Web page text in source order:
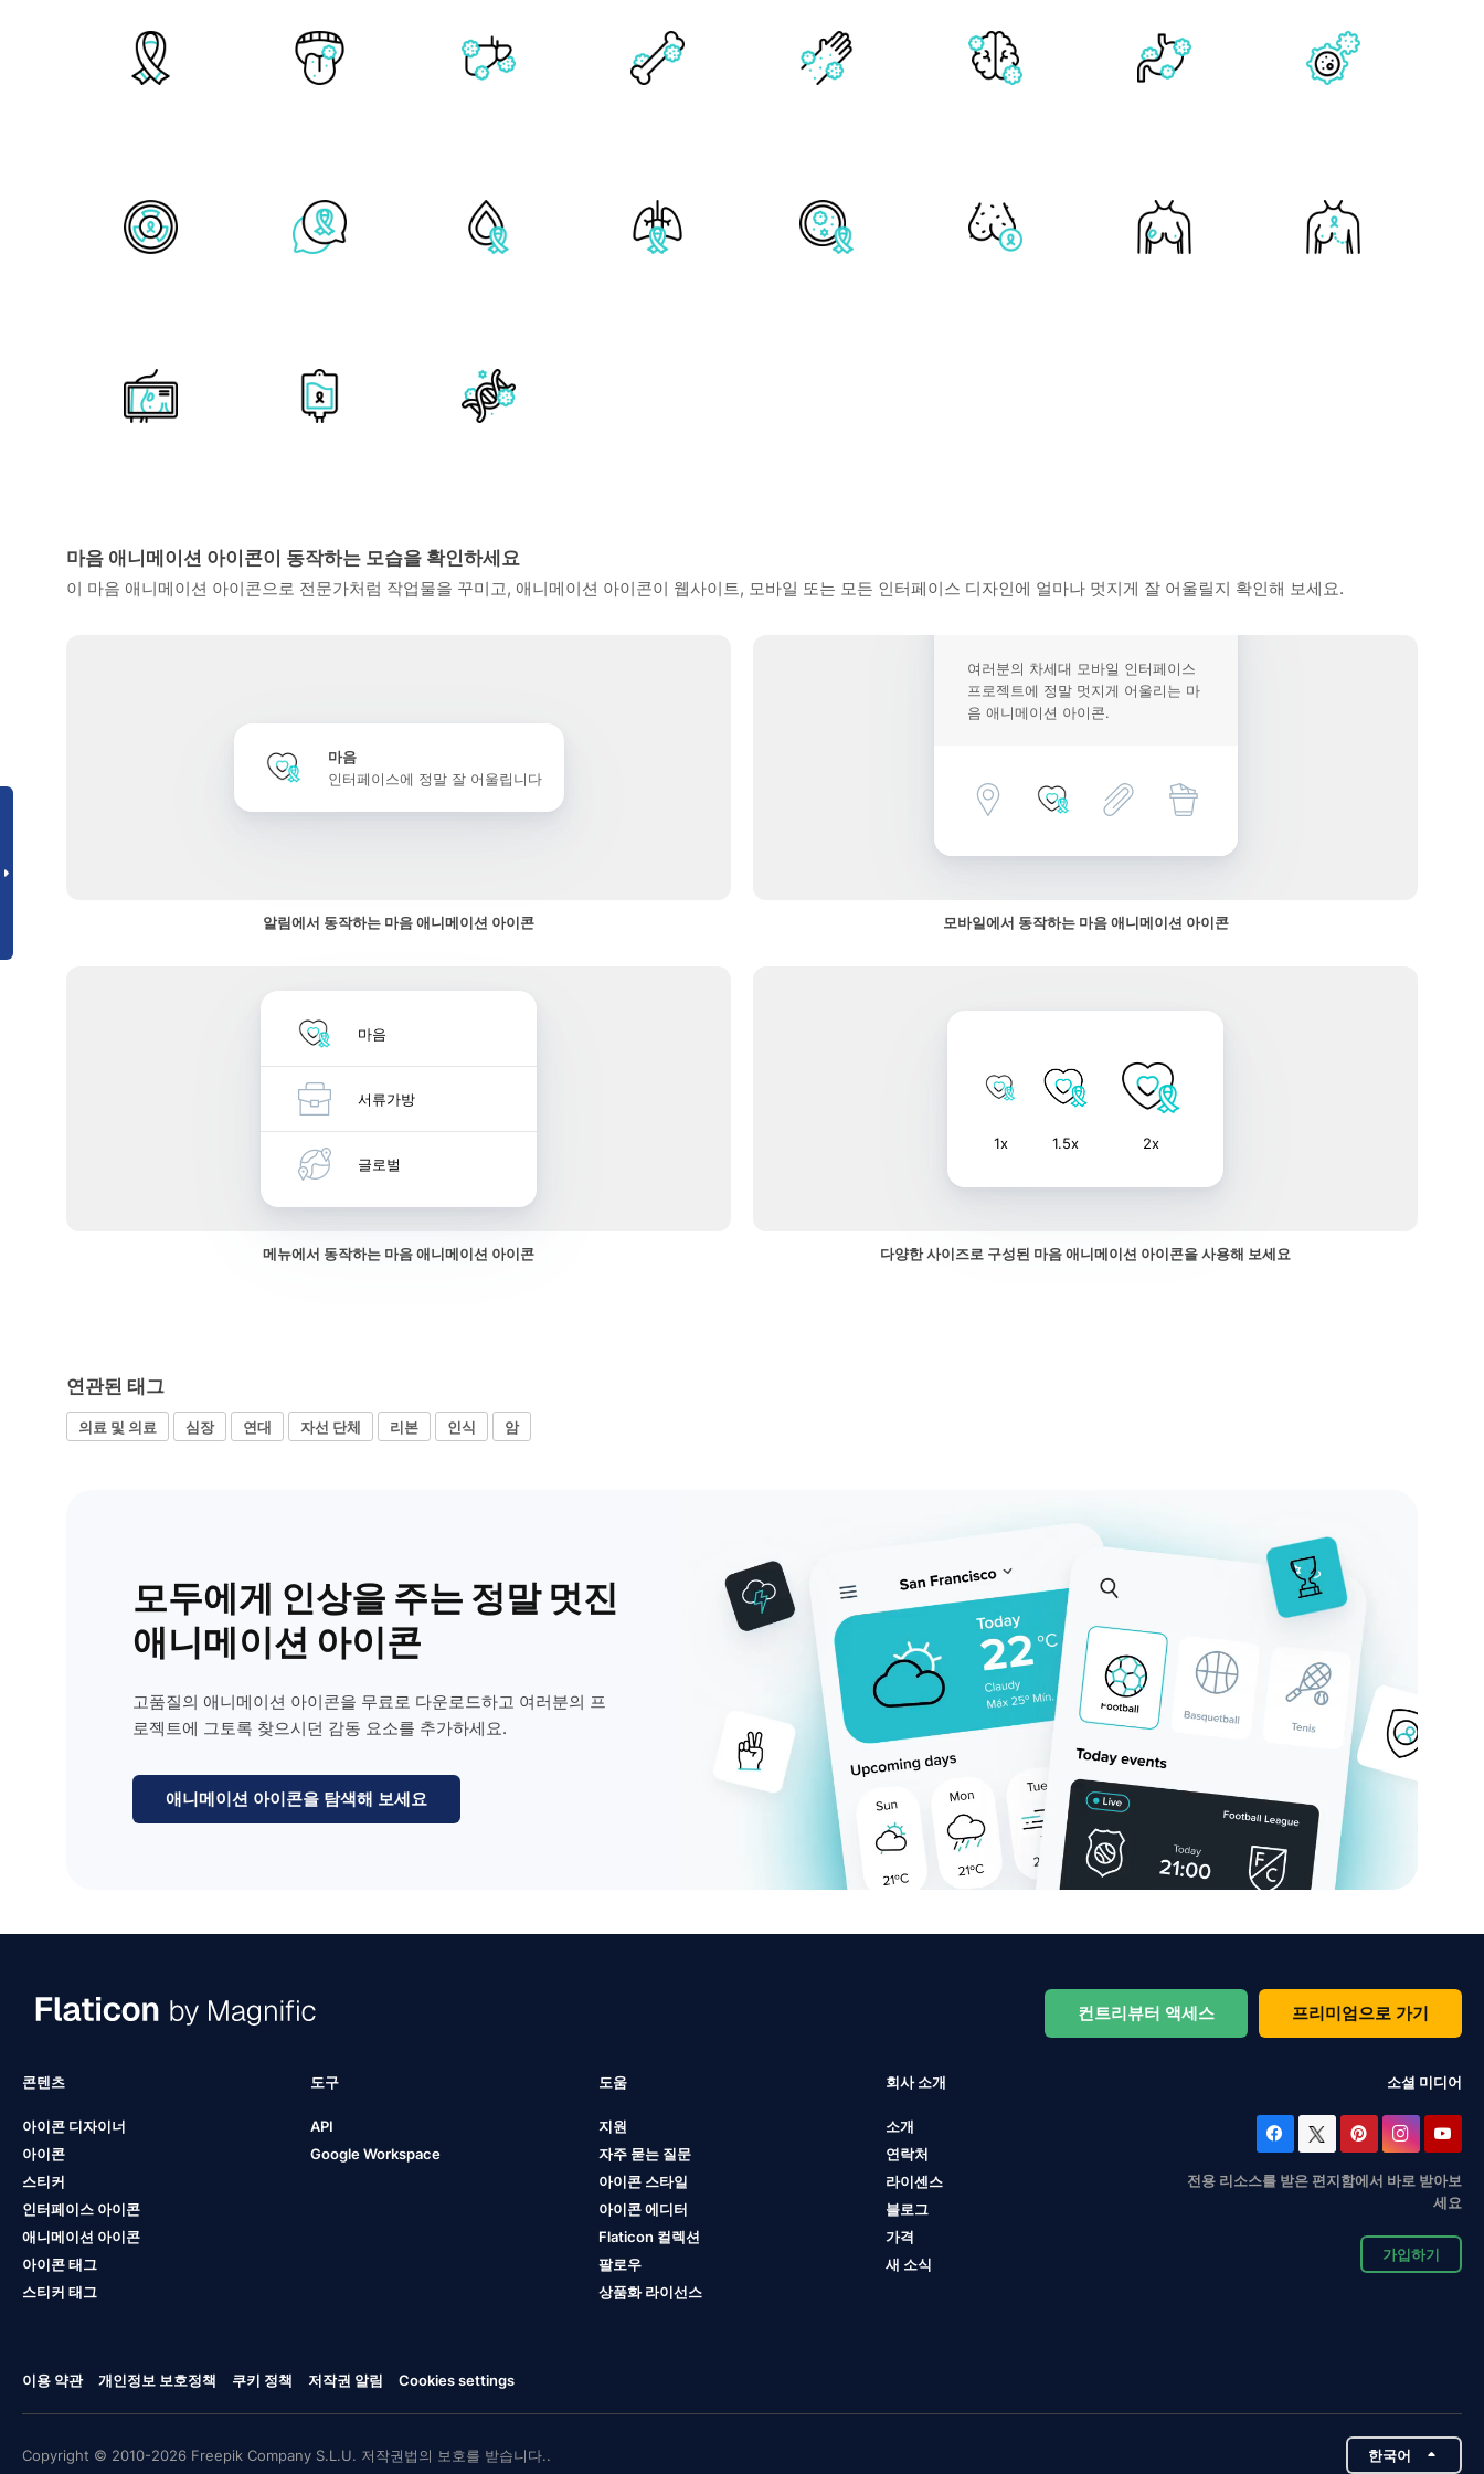
마음 애니메이션 아이콘이 동작하는 모습을 확인하세요
이 마음 애니메이션 아이콘으로 전문가처럼 작업물을 꾸미고, 애니메이션 아이콘이 웹사이트, 모바일 또는 모든 인터페이스 디자인에 얼마나 멋지게 잘 어울릴지 확인해 보세요.
마음
인터페이스에 정말 잘 어울립니다
알림에서 동작하는 마음 애니메이션 아이콘
여러분의 차세대 모바일 인터페이스
프로젝트에 정말 멋지게 어울리는 마
음 애니메이션 아이콘.
모바일에서 동작하는 마음 애니메이션 아이콘
마음
서류가방
글로벌
메뉴에서 동작하는 마음 애니메이션 아이콘
1x 1.5x 2x
다양한 사이즈로 구성된 마음 애니메이션 아이콘을 사용해 보세요
연관된 태그
의료 및 의료 심장 연대 자선 단체 리본 인식 암
모두에게 인상을 주는 정말 멋진
애니메이션 아이콘
고품질의 애니메이션 아이콘을 무료로 다운로드하고 여러분의 프
로젝트에 그토록 찾으시던 감동 요소를 추가하세요.
애니메이션 아이콘을 탐색해 보세요
컨트리뷰터 액세스 프리미엄으로 가기
콘텐츠
아이콘 디자이너
아이콘
스티커
인터페이스 아이콘
애니메이션 아이콘
아이콘 태그
스티커 태그
도구
API
Google Workspace
도움
지원
자주 묻는 질문
아이콘 스타일
아이콘 에디터
Flaticon 컬렉션
팔로우
상품화 라이선스
회사 소개
소개
연락처
라이센스
블로그
가격
새 소식
소셜 미디어
전용 리소스를 받은 편지함에서 바로 받아보
세요
가입하기
이용 약관 개인정보 보호정책 쿠키 정책 저작권 알림 Cookies settings
Copyright © 2010-2026 Freepik Company S.L.U. 저작권법의 보호를 받습니다.. 한국어